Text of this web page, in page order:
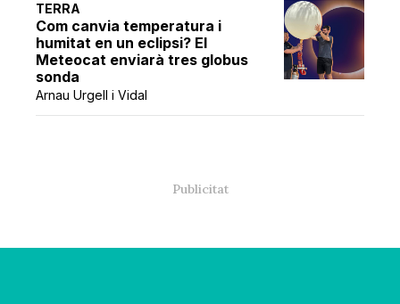
TERRA
Com canvia temperatura i
humitat en un eclipsi? El
Meteocat enviarà tres globus
sonda
Arnau Urgell i Vidal